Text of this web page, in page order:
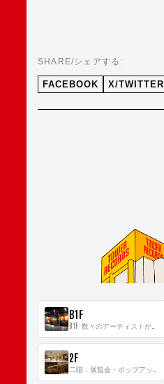
SHARE/シェアする:
FACEBOOK X/TWITTER
B1F
2F